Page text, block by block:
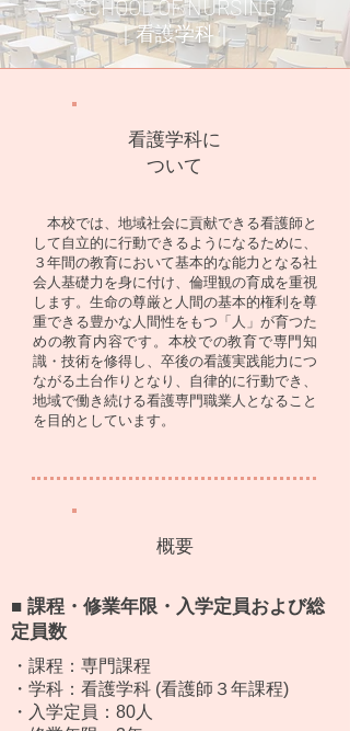
SCHOOL OF NURSING
｜看護学科｜
看護学科に
ついて
本校では、地域社会に貢献できる看護師と
して自立的に行動できるようになるために、
３年間の教育において基本的な能力となる社
会人基礎力を身に付け、倫理観の育成を重視
します。生命の尊厳と人間の基本的権利を尊
重できる豊かな人間性をもつ「人」が育つた
めの教育内容です。本校での教育で専門知
識・技術を修得し、卒後の看護実践能力につ
ながる土台作りとなり、自律的に行動でき、
地域で働き続ける看護専門職業人となること
を目的としています。
概要
■ 課程・修業年限・入学定員および総
定員数
・課程：専門課程
・学科：看護学科 (看護師３年課程)
・入学定員：80人